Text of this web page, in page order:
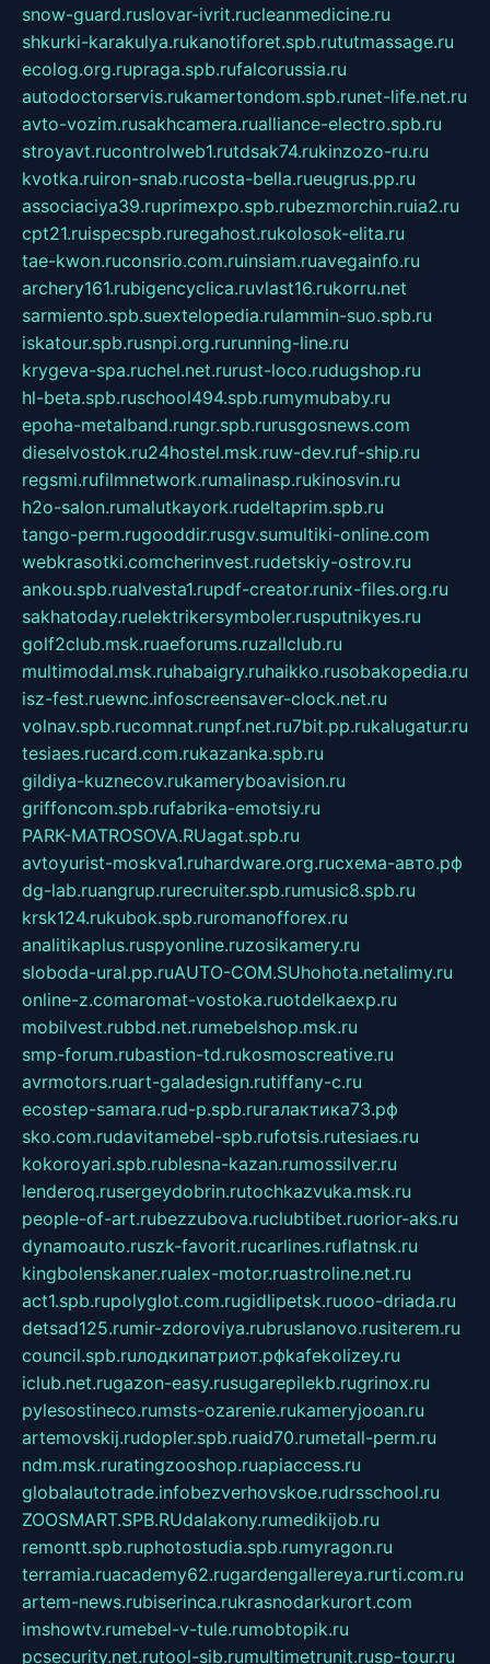
snow-guard.ruslovar-ivrit.rucleanmedicine.ru
shkurki-karakulya.rukanotiforet.spb.rututmassage.ru
ecolog.org.rupraga.spb.rufalcorussia.ru
autodoctorservis.rukamertondom.spb.runet-life.net.ru
avto-vozim.rusakhcamera.rualliance-electro.spb.ru
stroyavt.rucontrolweb1.rutdsak74.rukinzozo-ru.ru
kvotka.ruiron-snab.rucosta-bella.rueugrus.pp.ru
associaciya39.ruprimexpo.spb.rubezmorchin.ruia2.ru
cpt21.ruispecspb.ruregahost.rukolosok-elita.ru
tae-kwon.ruconsrio.com.ruinsiam.ruavegainfo.ru
archery161.rubigencyclica.ruvlast16.rukorru.net
sarmiento.spb.suextelopedia.rulammin-suo.spb.ru
iskatour.spb.rusnpi.org.rurunning-line.ru
krygeva-spa.ruchel.net.rurust-loco.rudugshop.ru
hl-beta.spb.ruschool494.spb.rumymubaby.ru
epoha-metalband.rungr.spb.rurusgosnews.com
dieselvostok.ru24hostel.msk.ruw-dev.ruf-ship.ru
regsmi.rufilmnetwork.rumalinasp.rukinosvin.ru
h2o-salon.rumalutkayork.rudeltaprim.spb.ru
tango-perm.rugooddir.rusgv.sumultiki-online.com
webkrasotki.comcherinvest.rudetskiy-ostrov.ru
ankou.spb.rualvesta1.rupdf-creator.runix-files.org.ru
sakhatoday.ruelektrikersymboler.rusputnikyes.ru
golf2club.msk.ruaeforums.ruzallclub.ru
multimodal.msk.ruhabaigry.ruhaikko.rusobakopedia.ru
isz-fest.ruewnc.infoscreensaver-clock.net.ru
volnav.spb.rucomnat.runpf.net.ru7bit.pp.rukalugatur.ru
tesiaes.rucard.com.rukazanka.spb.ru
gildiya-kuznecov.rukameryboavision.ru
griffoncom.spb.rufabrika-emotsiy.ru
PARK-MATROSOVA.RUagat.spb.ru
avtoyurist-moskva1.ruhardware.org.ruсхема-авто.рф
dg-lab.ruangrup.rurecruiter.spb.rumusic8.spb.ru
krsk124.rukubok.spb.ruromanofforex.ru
analitikaplus.ruspyonline.ruzosikamery.ru
sloboda-ural.pp.ruAUTO-COM.SUhohota.netalimy.ru
online-z.comaromat-vostoka.ruotdelkaexp.ru
mobilvest.rubbd.net.rumebelshop.msk.ru
smp-forum.rubastion-td.rukosmoscreative.ru
avrmotors.ruart-galadesign.rutiffany-c.ru
ecostep-samara.rud-p.spb.ruгалактика73.рф
sko.com.rudavitamebel-spb.rufotsis.rutesiaes.ru
kokoroyari.spb.rublesna-kazan.rumossilver.ru
lenderoq.rusergeydobrin.rutochkazvuka.msk.ru
people-of-art.rubezzubova.ruclubtibet.ruorior-aks.ru
dynamoauto.ruszk-favorit.rucarlines.ruflatnsk.ru
kingbolenskaner.rualex-motor.ruastroline.net.ru
act1.spb.rupolyglot.com.rugidlipetsk.ruooo-driada.ru
detsad125.rumir-zdoroviya.rubruslanovo.rusiterem.ru
council.spb.ruлодкипатриот.рфkafekolizey.ru
iclub.net.rugazon-easy.rusugarepilekb.rugrinox.ru
pylesostineco.rumsts-ozarenie.rukameryjooan.ru
artemovskij.rudopler.spb.ruaid70.rumetall-perm.ru
ndm.msk.ruratingzooshop.ruapiaccess.ru
globalautotrade.infobezverhovskoe.rudrsschool.ru
ZOOSMART.SPB.RUdalakony.rumedikijob.ru
remontt.spb.ruphotostudia.spb.rumyragon.ru
terramia.ruacademy62.rugardengallereya.rurti.com.ru
artem-news.rubiserinca.rukrasnodarkurort.com
imshowtv.rumebel-v-tule.rumobtopik.ru
pcsecurity.net.rutool-sib.rumultimetrunit.rusp-tour.ru